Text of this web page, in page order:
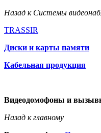
Назад к Системы
TRASSIR
Диски и карты памяти
Кабельная продукция
Видеодомофоны и
Назад к главному